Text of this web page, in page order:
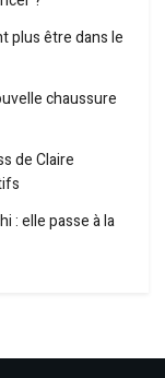
plus être dans le
chaussure
de Claire
: elle passe à la